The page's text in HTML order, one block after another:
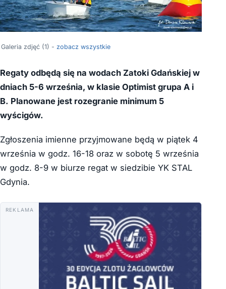
Galeria zdjęć (1) - zobacz wszystkie
Regaty odbędą się na wodach Zatoki Gdańskiej w
dniach 5-6 września, w klasie Optimist grupa A i
B. Planowane jest rozegranie minimum 5
wyścigów.
Zgłoszenia imienne przyjmowane będą w piątek 4
września w godz. 16-18 oraz w sobotę 5 września
w godz. 8-9 w biurze regat w siedzibie YK STAL
Gdynia.
REKLAMA